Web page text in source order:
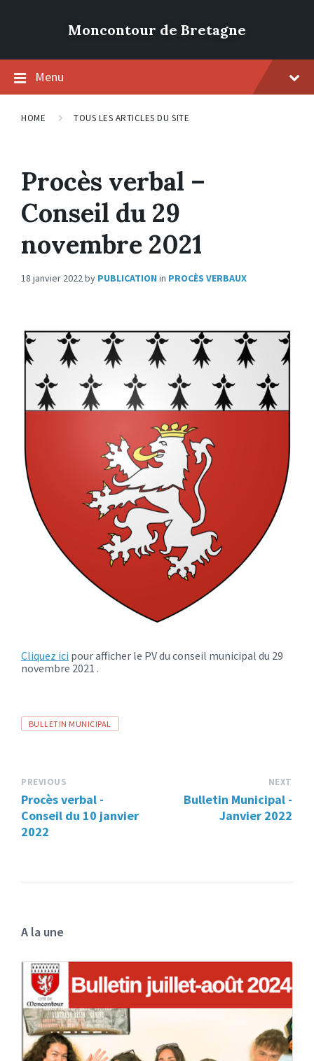
Moncontour de Bretagne
Menu
HOME TOUS LES ARTICLES DU SITE
Procès verbal –
Conseil du 29
novembre 2021
18 janvier 2022by PUBLICATION in PROCÈS VERBAUX
Cliquez ici pour afficher le PV du conseil municipal du 29
novembre 2021 .
TAGS:
TAGS:
BULLETIN MUNICIPAL
PREVIOUS
Procès verbal -
Conseil du 10 janvier
2022
NEXT
Bulletin Municipal -
Janvier 2022
A la une